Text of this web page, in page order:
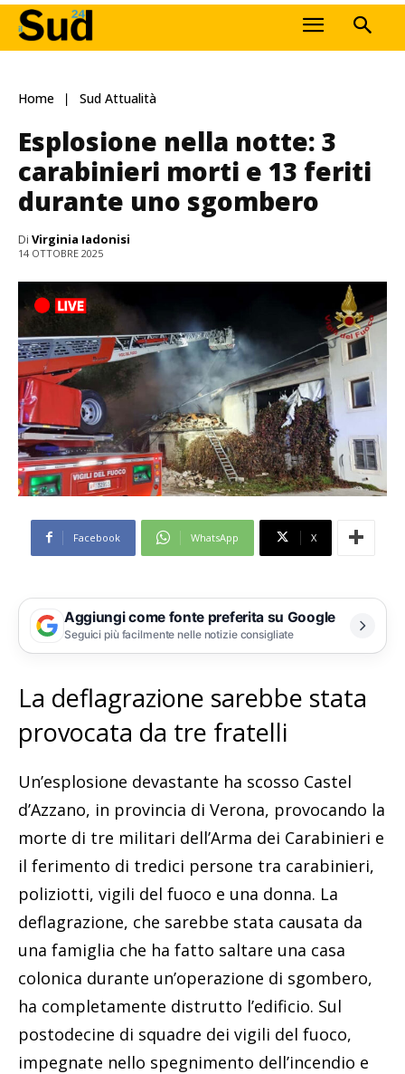
Home Sud Attualità
Esplosione nella notte: 3
carabinieri morti e 13 feriti
durante uno sgombero
Di Virginia Iadonisi
14 OTTOBRE 2025
Facebook WhatsApp X
Aggiungi come fonte preferita su Google
Seguici più facilmente nelle notizie consigliate
La deflagrazione sarebbe stata
provocata da tre fratelli
Un’esplosione devastante ha scosso Castel
d’Azzano, in provincia di Verona, provocando la
morte di tre militari dell’Arma dei Carabinieri e
il ferimento di tredici persone tra carabinieri,
poliziotti, vigili del fuoco e una donna. La
deflagrazione, che sarebbe stata causata da
una famiglia che ha fatto saltare una casa
colonica durante un’operazione di sgombero,
ha completamente distrutto l’edificio. Sul
postodecine di squadre dei vigili del fuoco,
impegnate nello spegnimento dell’incendio e